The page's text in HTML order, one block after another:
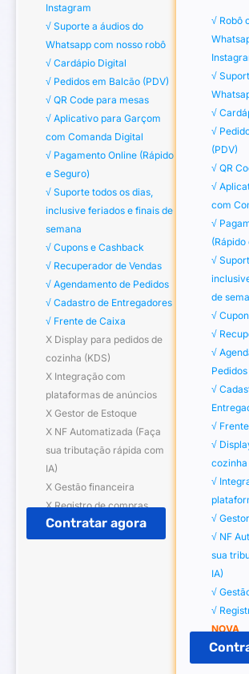
Instagram
√ Suporte a áudios do
Whatsapp com nosso robô
√ Cardápio Digital
√ Pedidos em Balcão (PDV)
√ QR Code para mesas
√ Aplicativo para Garçom
com Comanda Digital
√ Pagamento Online (Rápido
e Seguro)
√ Suporte todos os dias,
inclusive feriados e finais de
semana
√ Cupons e Cashback
√ Recuperador de Vendas
√ Agendamento de Pedidos
√ Cadastro de Entregadores
√ Frente de Caixa
Χ Display para pedidos de
cozinha (KDS)
Χ Integração com
plataformas de anúncios
Χ Gestor de Estoque
Χ NF Automatizada (Faça
sua tributação rápida com
IA)
Χ Gestão financeira
Χ Registro de compras
Contratar agora
√ Robô
√
√
√
(PDV)
√ QR
√
com
√
(Rápido
√
de
√
√
√
Pedidos
√
√
√
cozinha
√
√
√ NF
sua
IA)
√
√
NOVA